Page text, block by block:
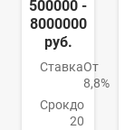
500000 -
8000000
руб.
СтавкаОт
8,8%
Срокдо
20